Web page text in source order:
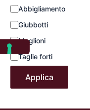
Abbigliamento
Giubbotti
Maglioni
Taglie forti
Applica